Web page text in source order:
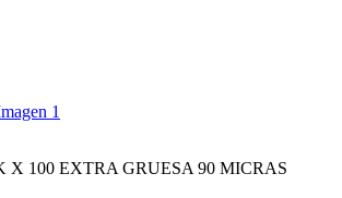
X 100 EXTRA GRUESA 90 MICRAS